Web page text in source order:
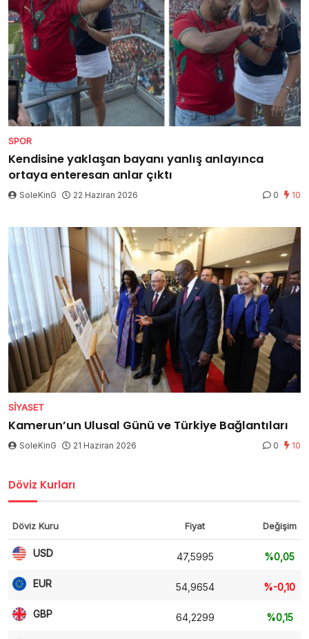
SPOR
Kendisine yaklaşan bayanı yanlış anlayınca
ortaya enteresan anlar çıktı
SoleKinG 22 Haziran 2026 0 10
SIYASET
Kamerun’un Ulusal Günü ve Türkiye Bağlantıları
SoleKinG 21 Haziran 2026 0 10
Döviz Kurları
Döviz Kuru Fiyat Değişim
USD 47,5995 %0,05
EUR 54,9654 %-0,10
GBP 64,2299 %0,15